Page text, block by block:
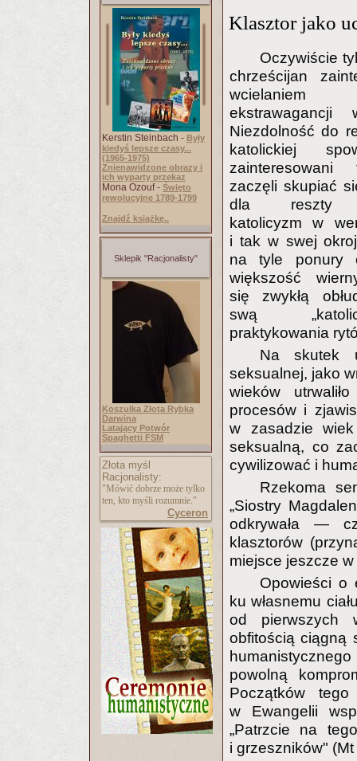
Kerstin Steinbach - Były
kiedyś lepsze czasy...
(1965-1975)
Znienawidzone obrazy i
ich wyparty przekaz
Mona Ozouf - Święto
rewolucyjne 1789-1799
Znajdź książkę..
Sklepik "Racjonalisty"
Koszulka Złota Rybka
Darwina
Latający Potwór
Spaghetti FSM
Złota myśl
Racjonalisty:
"Mówić dobrze może tylko
ten, kto myśli rozumnie."
Cyceron
Klasztor jako
Oczywiście
chrześcijan
wcielaniem
Niezdolność do
katolickiej
zaczęli skupiać
dla reszty
katolicyzm w
i tak w swej
na tyle ponury
większość
się zwykłą
swą
praktykowania
Na skutek
seksualnej, jako
wieków
procesów i
w zasadzie
seksualną, co
cywilizować i
Rzekoma
„Siostry
odkrywała —
klasztorów
miejsce jeszcze
Opowieści o
ku własnemu
od pierwszych
obfitością ciągną
powolną
Początków
w Ewangelii
„Patrzcie na
i grzeszników"